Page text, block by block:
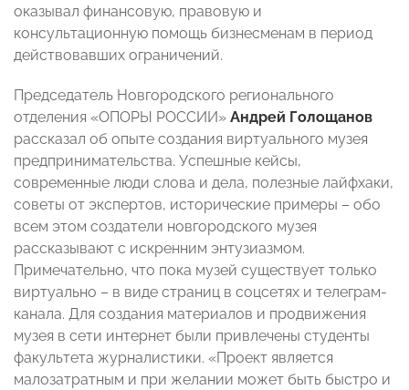
оказывал финансовую, правовую и
консультационную помощь бизнесменам в период
действовавших ограничений.
Председатель Новгородского регионального
отделения «ОПОРЫ РОССИИ» Андрей Голощанов
рассказал об опыте создания виртуального музея
предпринимательства. Успешные кейсы,
современные люди слова и дела, полезные лайфхаки,
советы от экспертов, исторические примеры – обо
всем этом создатели новгородского музея
рассказывают с искренним энтузиазмом.
Примечательно, что пока музей существует только
виртуально – в виде страниц в соцсетях и телеграм-
канала. Для создания материалов и продвижения
музея в сети интернет были привлечены студенты
факультета журналистики. «Проект является
малозатратным и при желании может быть быстро и